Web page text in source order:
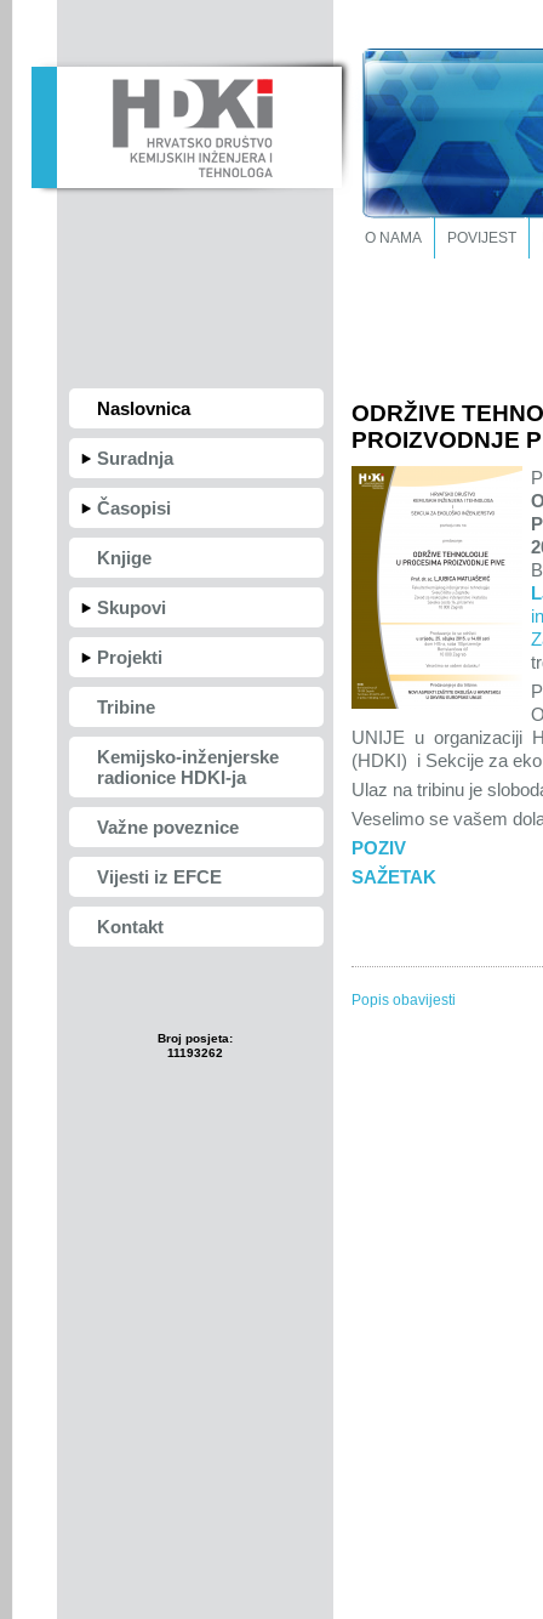
O NAMA POVIJEST
Naslovnica
Suradnja
Časopisi
Knjige
Skupovi
Projekti
Tribine
Kemijsko-inženjerske
radionice HDKI-ja
Važne poveznice
Vijesti iz EFCE
Kontakt
Broj posjeta:
11193262
ODRŽIVE
PROIZVODNJE
UNIJE u organizaciji
(HDKI) i Sekcije za
Ulaz na tribinu je
Veselimo se vašem
POZIV
SAŽETAK
Popis obavijesti